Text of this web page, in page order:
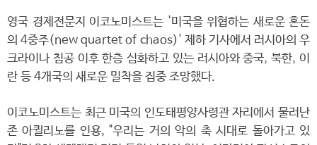
영국 경제전문지 이코노미스트는 '미국을 위협하는 새로운 혼돈
의 4중주(new quartet of chaos)' 제하 기사에서 러시아의 우
크라이나 침공 이후 한층 심화하고 있는 러시아와 중국, 북한, 이
란 등 4개국의 새로운 밀착을 집중 조망했다.
이코노미스트는 최근 미국의 인도태평양사령관 자리에서 물러난
존 아퀼리노를 인용, "우리는 거의 악의 축 시대로 돌아가고 있